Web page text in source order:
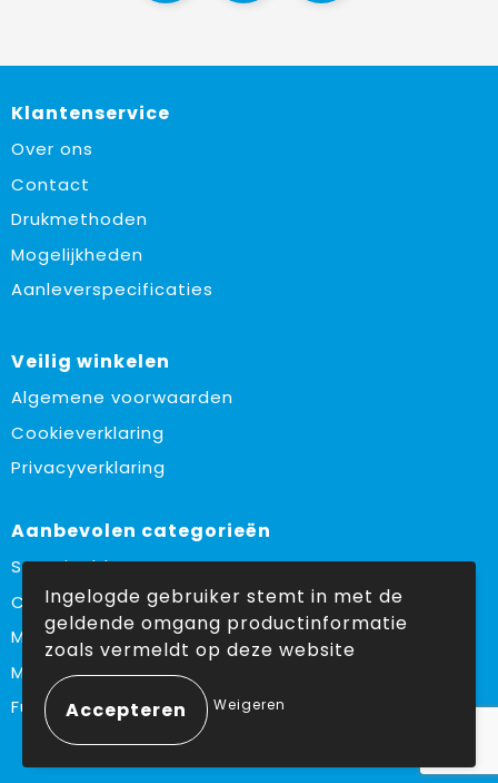
Klantenservice
Over ons
Contact
Drukmethoden
Mogelijkheden
Aanleverspecificaties
Veilig winkelen
Algemene voorwaarden
Cookieverklaring
Privacyverklaring
Aanbevolen categorieën
Sustainable
Custom made
Made in Europe
Must haves
Fulfilment
Ingelogde gebruiker stemt in met de
geldende omgang productinformatie
zoals vermeldt op deze website
Weigeren